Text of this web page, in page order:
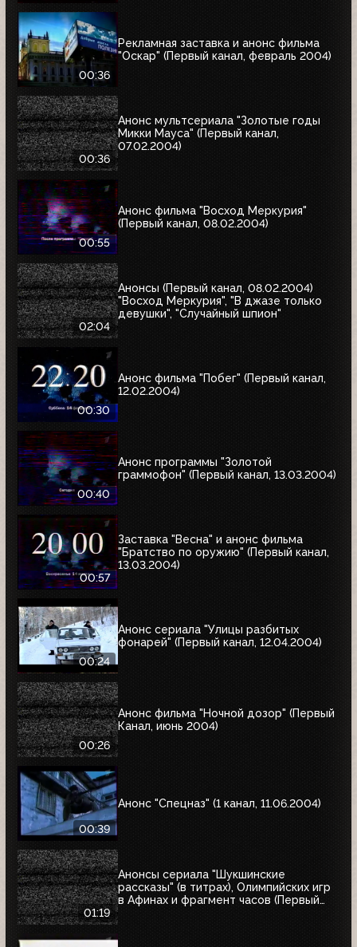
00:36
Рекламная заставка и анонс фильма
"Оскар" (Первый канал, февраль 2004)
00:36
Анонс мультсериала "Золотые годы
Микки Мауса" (Первый канал,
07.02.2004)
00:55
Анонс фильма "Восход Меркурия"
(Первый канал, 08.02.2004)
02:04
Анонсы (Первый канал, 08.02.2004)
"Восход Меркурия", "В джазе только
девушки", "Случайный шпион"
00:30
Анонс фильма "Побег" (Первый канал,
12.02.2004)
00:40
Анонс программы "Золотой
граммофон" (Первый канал, 13.03.2004)
00:57
Заставка "Весна" и анонс фильма
"Братство по оружию" (Первый канал,
13.03.2004)
00:24
Анонс сериала "Улицы разбитых
фонарей" (Первый канал, 12.04.2004)
00:26
Анонс фильма "Ночной дозор" (Первый
Канал, июнь 2004)
00:39
Анонс "Спецназ" (1 канал, 11.06.2004)
01:19
Анонсы сериала "Шукшинские
рассказы" (в титрах), Олимпийских игр
в Афинах и фрагмент часов (Первый